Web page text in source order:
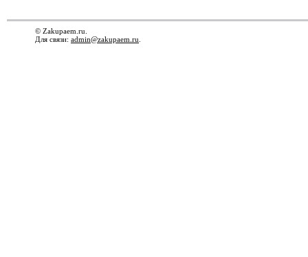
© Zakupaem.ru.
Для связи: admin@zakupaem.ru